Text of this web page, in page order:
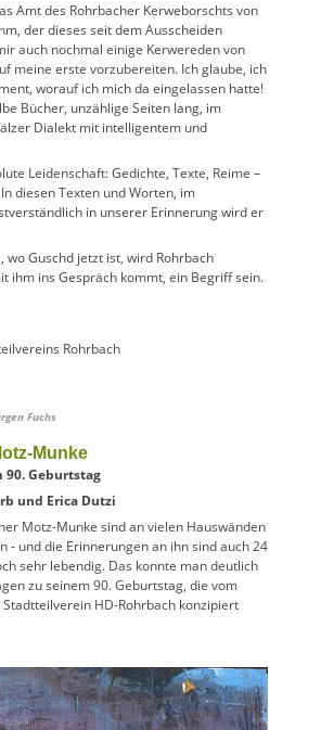
Amt des Rohrbacher Kerweborschts von
der dieses seit dem Ausscheiden
auch nochmal einige Kerwereden von
meine erste vorzubereiten. Ich glaube, ich
worauf ich mich da eingelassen hatte!
Bücher, unzählige Seiten lang, im
Dialekt mit intelligentem und
Leidenschaft: Gedichte, Texte, Reime –
diesen Texten und Worten, im
in unserer Erinnerung wird er
wo Guschd jetzt ist, wird Rohrbach
ihm ins Gespräch kommt, ein Begriff sein.
Rohrbach
Fuchs
Munke
90. Geburtstag
und Erica Dutzi
Motz-Munke sind an vielen Hauswänden
- und die Erinnerungen an ihn sind auch 24
sehr lebendig. Das konnte man deutlich
zu seinem 90. Geburtstag, die vom
HD-Rohrbach konzipiert